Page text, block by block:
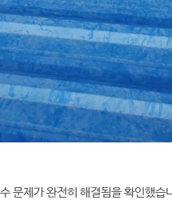
문제가 완전히 해결됨을 확인했습